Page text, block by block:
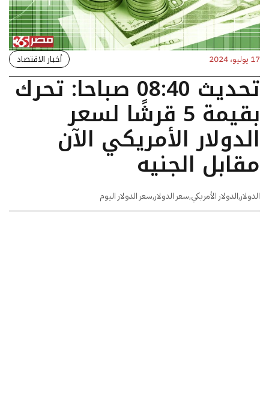
17 يوليو، 2024 أخبار الاقتصاد
تحديث 08:40 صباحا: تحرك
بقيمة 5 قرشًا لسعر
الدولار الأمريكي الآن
مقابل الجنيه
الدولار,الدولار الأمريكي,سعر الدولار,سعر الدولار اليوم